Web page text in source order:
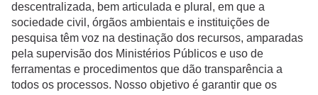
descentralizada, bem articulada e plural, em que a
sociedade civil, órgãos ambientais e instituições de
pesquisa têm voz na destinação dos recursos, amparadas
pela supervisão dos Ministérios Públicos e uso de
ferramentas e procedimentos que dão transparência a
todos os processos. Nosso objetivo é garantir que os